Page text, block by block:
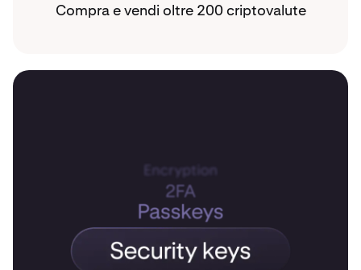
Compra e vendi oltre 200 criptovalute